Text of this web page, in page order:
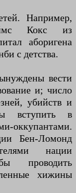
Например,
Кокс из
аборигена
с детства.
вести
и; число
убийств и
вступить в
оккупантами.
Бен-Ломонд
нации
проводить
хижины